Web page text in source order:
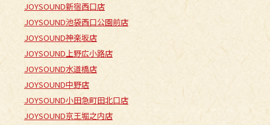
JOYSOUND新宿西口店
JOYSOUND池袋西口公園前店
JOYSOUND神楽坂店
JOYSOUND上野広小路店
JOYSOUND水道橋店
JOYSOUND中野店
JOYSOUND小田急町田北口店
JOYSOUND京王堀之内店